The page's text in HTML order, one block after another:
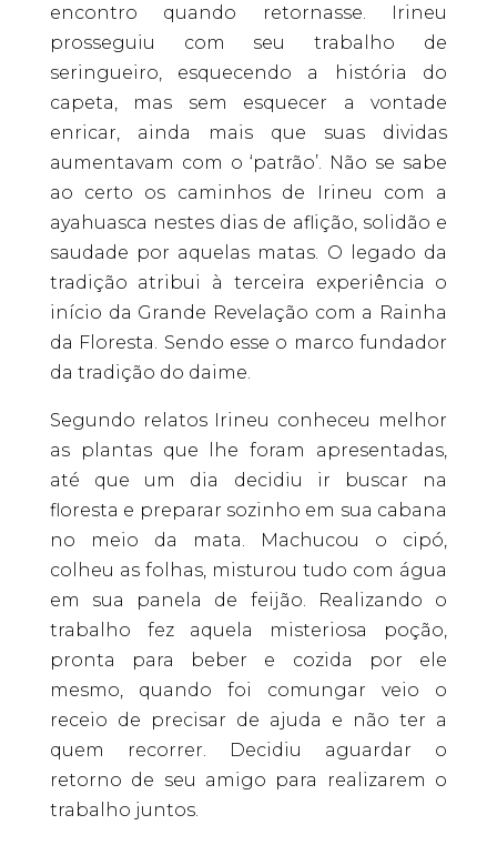
encontro quando retornasse. Irineu
prosseguiu com seu trabalho de
seringueiro, esquecendo a história do
capeta, mas sem esquecer a vontade
enricar, ainda mais que suas dividas
aumentavam com o ‘patrão’. Não se sabe
ao certo os caminhos de Irineu com a
ayahuasca nestes dias de aflição, solidão e
saudade por aquelas matas. O legado da
tradição atribui à terceira experiência o
início da Grande Revelação com a Rainha
da Floresta. Sendo esse o marco fundador
da tradição do daime.
Segundo relatos Irineu conheceu melhor
as plantas que lhe foram apresentadas,
até que um dia decidiu ir buscar na
floresta e preparar sozinho em sua cabana
no meio da mata. Machucou o cipó,
colheu as folhas, misturou tudo com água
em sua panela de feijão. Realizando o
trabalho fez aquela misteriosa poção,
pronta para beber e cozida por ele
mesmo, quando foi comungar veio o
receio de precisar de ajuda e não ter a
quem recorrer. Decidiu aguardar o
retorno de seu amigo para realizarem o
trabalho juntos.